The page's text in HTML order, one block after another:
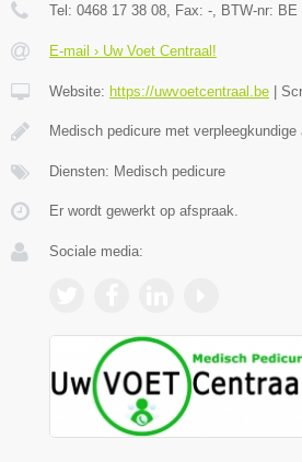
Tel: 0468 17 38 08 , Fax: - , BTW-nr: BE
E-mail › Uw Voet Centraal!
Website: https://uwvoetcentraal.be
Medisch pedicure met verpleegkundige
Diensten: Medisch pedicure
Er wordt gewerkt op afspraak.
Sociale media: